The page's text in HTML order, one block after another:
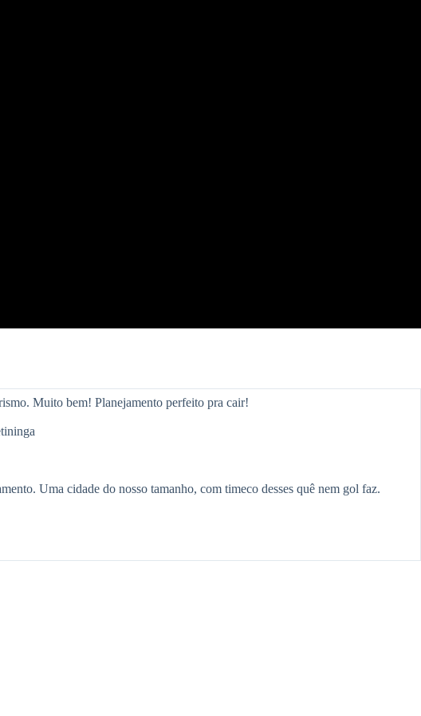
Muito bem! Planejamento perfeito pra cair!
Uma cidade do nosso tamanho, com timeco desses quê nem gol faz.